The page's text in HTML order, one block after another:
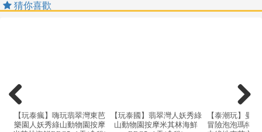
人在<台灣>，打電話到泰國：台灣國際冠碼(002)＋泰國
緊急電話：觀光客遇到緊急事件可打泰國觀光警察的電
話:6521721-6
駐泰國台北經濟貿易辦事處Taipei Economic and Trade
參加。
12.搭乘纜車時請依序上下，聽從工作人員指揮。
13.團體需一起活動，途中若要離隊需徵得領隊同意以免
發生意外。
14.夜間或自由活動時間若需自行外出，請告知領隊或團
猜你喜歡
【玩泰瘋】嗨玩翡翠灣東芭
樂園人妖秀綠山動物園按摩
【玩泰國】翡翠灣人妖秀綠
山動物園按摩米其林海鮮
【泰潮玩】曼
冒險泡泡瑪特